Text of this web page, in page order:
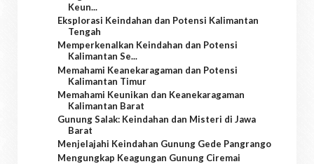
Keun...
Eksplorasi Keindahan dan Potensi Kalimantan
Tengah
Memperkenalkan Keindahan dan Potensi
Kalimantan Se...
Memahami Keanekaragaman dan Potensi
Kalimantan Timur
Memahami Keunikan dan Keanekaragaman
Kalimantan Barat
Gunung Salak: Keindahan dan Misteri di Jawa
Barat
Menjelajahi Keindahan Gunung Gede Pangrango
Mengungkap Keagungan Gunung Ciremai